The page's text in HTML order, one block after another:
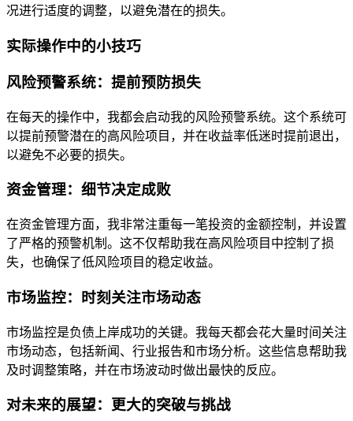
况进行适度的调整，以避免潜在的损失。
实际操作中的小技巧
风险预警系统：提前预防损失
在每天的操作中，我都会启动我的风险预警系统。这个系统可
以提前预警潜在的高风险项目，并在收益率低迷时提前退出，
以避免不必要的损失。
资金管理：细节决定成败
在资金管理方面，我非常注重每一笔投资的金额控制，并设置
了严格的预警机制。这不仅帮助我在高风险项目中控制了损
失，也确保了低风险项目的稳定收益。
市场监控：时刻关注市场动态
市场监控是负债上岸成功的关键。我每天都会花大量时间关注
市场动态，包括新闻、行业报告和市场分析。这些信息帮助我
及时调整策略，并在市场波动时做出最快的反应。
对未来的展望：更大的突破与挑战